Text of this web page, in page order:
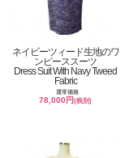
ネイビーツィード生地のワ
ンピーススーツ
Dress Suit With Navy Tweed
Fabric
通常価格
78,000円(税別)